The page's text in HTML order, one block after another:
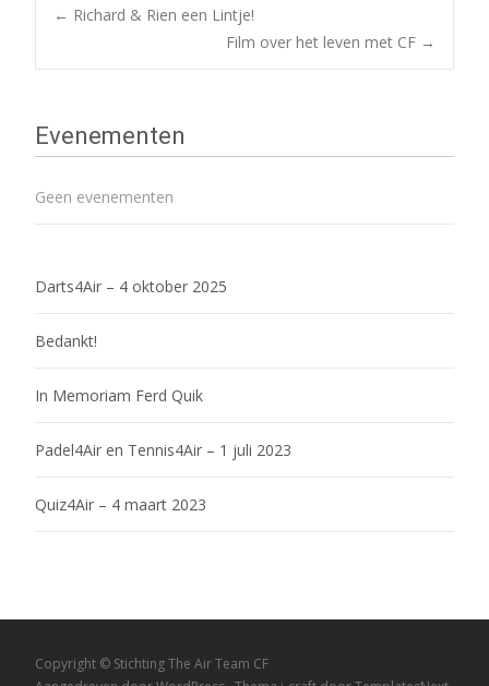
Bericht
← Richard & Rien een Lintje!
Film over het leven met CF →
Evenementen
Geen evenementen
Darts4Air – 4 oktober 2025
Bedankt!
In Memoriam Ferd Quik
Padel4Air en Tennis4Air – 1 juli 2023
Quiz4Air – 4 maart 2023
Copyright © Stichting The Air Team CF